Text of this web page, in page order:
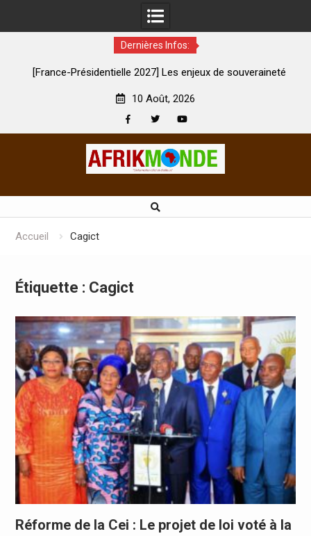
Dernières Infos:
2027] Les enjeux de souveraineté
À Lens, la femme qui
10 Août, 2026
Accueil Cagict
Étiquette : Cagict
Réforme de la Cei : Le projet de loi voté à la